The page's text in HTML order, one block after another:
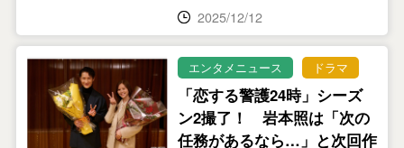
2025/12/12
エンタメニュース ドラマ
「恋する警護24時」シーズ
ン2撮了！ 岩本照は「次の
任務があるなら…」と次回作